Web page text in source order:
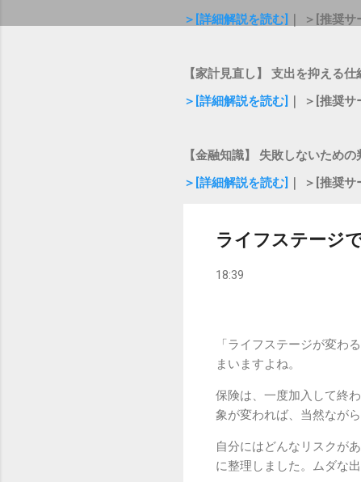
＞[詳細解説を読む]
｜ ＞[推奨
【家計見直し】 支出を抑える
＞[詳細解説を読む]
｜ ＞[推奨
【金融知識】 失敗しないため
＞[詳細解説を読む]
｜ ＞[推奨
ライフステージ
18:39
「ライフステージが変わ
まいますよね。
保険は、一度加入して終
象が変われば、当然なが
自分にはどんなリスクが
に整理しました。ムダな